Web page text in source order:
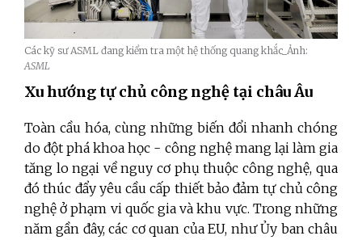
Các kỹ sư ASML đang kiểm tra một hệ thống quang khắc_Ảnh:
ASML
Xu hướng tự chủ công nghệ tại châu Âu
Toàn cầu hóa, cùng những biến đổi nhanh chóng
do đột phá khoa học - công nghệ mang lại làm gia
tăng lo ngại về nguy cơ phụ thuộc công nghệ, qua
đó thúc đẩy yêu cầu cấp thiết bảo đảm tự chủ công
nghệ ở phạm vi quốc gia và khu vực. Trong những
năm gần đây, các cơ quan của EU, như Ủy ban châu